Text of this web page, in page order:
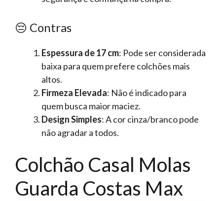
😔 Contras
Espessura de 17 cm: Pode ser considerada
baixa para quem prefere colchões mais
altos.
Firmeza Elevada: Não é indicado para
quem busca maior maciez.
Design Simples: A cor cinza/branco pode
não agradar a todos.
Colchão Casal Molas
Guarda Costas Max